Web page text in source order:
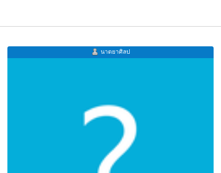
นาตยาศิลป